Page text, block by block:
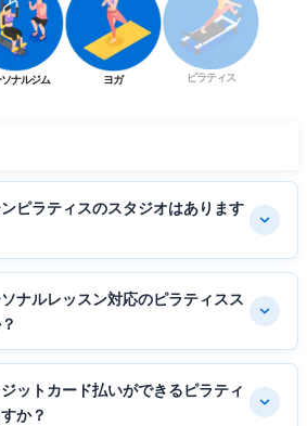
ナルジム ヨガ ピラティス
ピラティスのスタジオはあります
ナルレッスン対応のピラティスス
ットカード払いができるピラティ
か？